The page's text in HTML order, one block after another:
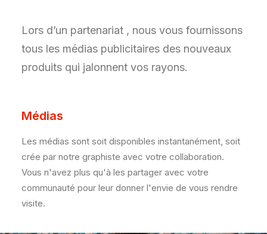
Lors d’un partenariat , nous vous fournissons
tous les médias publicitaires des nouveaux
produits qui jalonnent vos rayons.
Médias
Les médias sont soit disponibles instantanément, soit
crée par notre graphiste avec votre collaboration.
Vous n'avez plus qu'à les partager avec votre
communauté pour leur donner l'envie de vous rendre
visite.